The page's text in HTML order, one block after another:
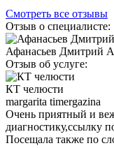
Смотреть все отзывы
Отзыв о специалисте:
Афанасьев Дмитрий
Отзыв об услуге:
КТ челюсти
margarita timergazina
Очень приятный и
диагностику,ссылку
Посещала также по